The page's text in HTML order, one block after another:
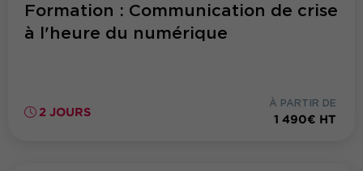
Formation : Communication de crise
à l'heure du numérique
2 JOURS
À PARTIR DE
1 490€ HT